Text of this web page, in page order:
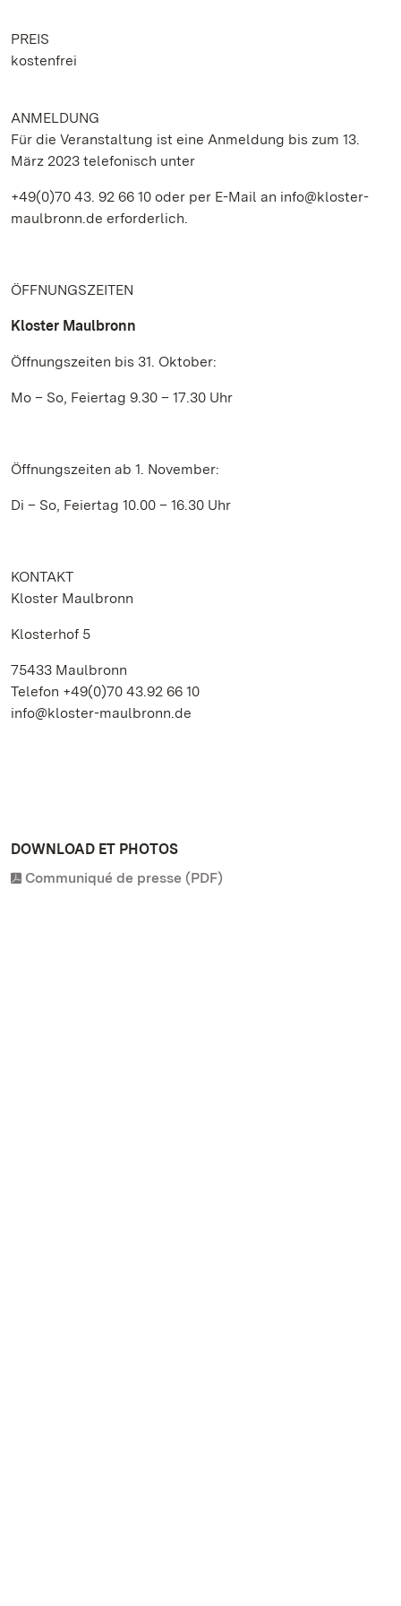
PREIS
kostenfrei
ANMELDUNG
Für die Veranstaltung ist eine Anmeldung bis zum 13.
März 2023 telefonisch unter
+49(0)70 43. 92 66 10 oder per E-Mail an info@kloster-
maulbronn.de erforderlich.
ÖFFNUNGSZEITEN
Kloster Maulbronn
Öffnungszeiten bis 31. Oktober:
Mo – So, Feiertag 9.30 – 17.30 Uhr
Öffnungszeiten ab 1. November:
Di – So, Feiertag 10.00 – 16.30 Uhr
KONTAKT
Kloster Maulbronn
Klosterhof 5
75433 Maulbronn
Telefon +49(0)70 43.92 66 10
info@kloster-maulbronn.de
DOWNLOAD ET PHOTOS
Communiqué de presse (PDF)